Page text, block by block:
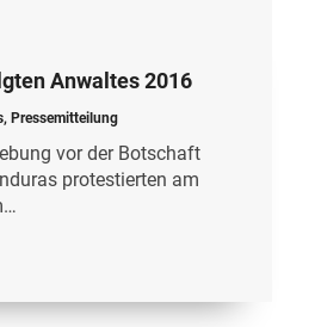
Anwaltes 2016
, Pressemitteilung
vor der Botschaft
protestierten am